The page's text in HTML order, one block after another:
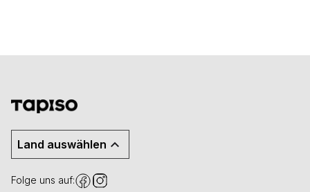
Land auswählen
Folge uns auf: